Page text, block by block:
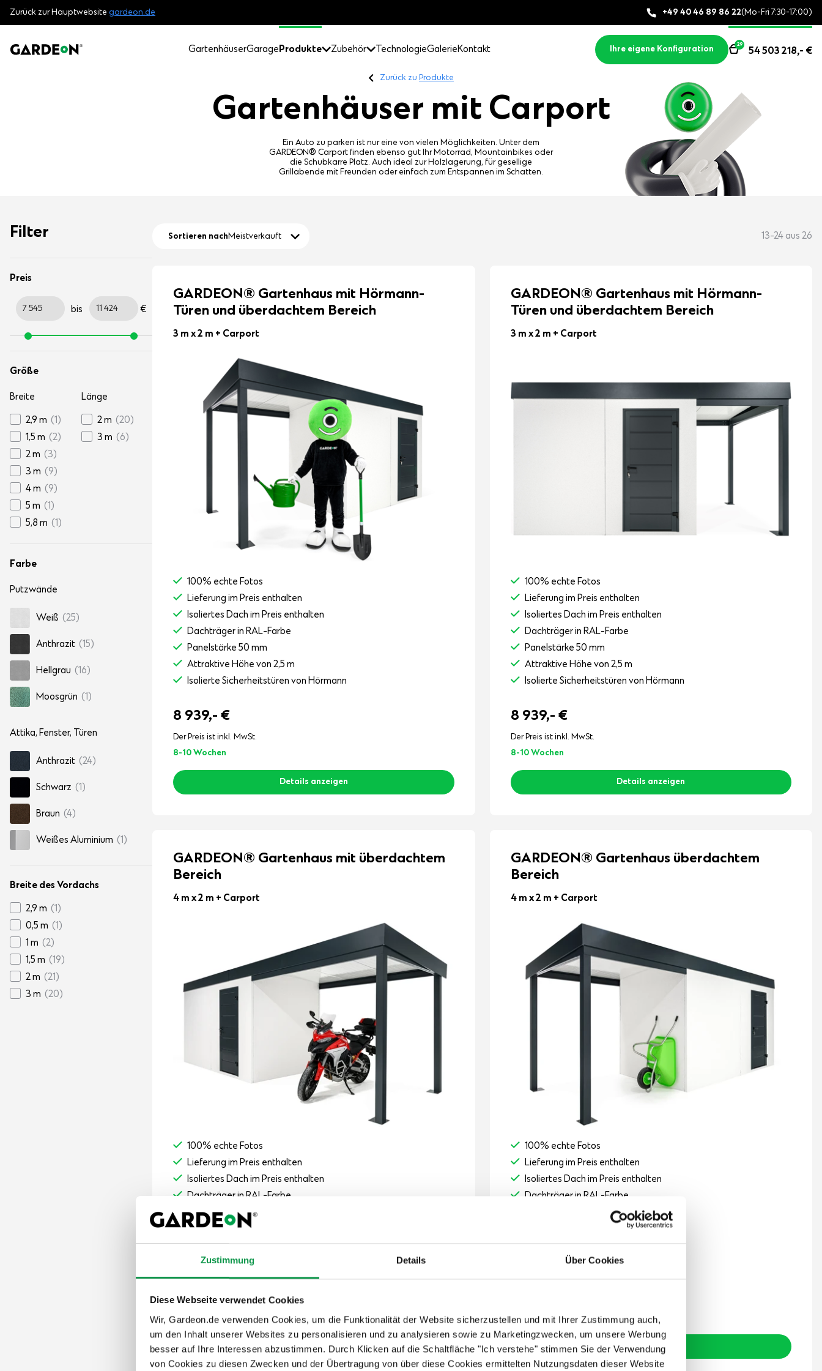
Zustimmung Details Über Cookies
Diese Webseite verwendet Cookies
Wir, Gardeon.de verwenden Cookies, um die Funktionalität der Website sicherzustellen und mit Ihrer Zustimmung auch,
um den Inhalt unserer Websites zu personalisieren und zu analysieren sowie zu Marketingzwecken, um unsere Werbung
besser auf Ihre Interessen abzustimmen. Durch Klicken auf die Schaltfläche "Ich verstehe" stimmen Sie der Verwendung
von Cookies zu diesen Zwecken und der Übertragung von über diese Cookies ermittelten Nutzungsdaten dieser Website
Zurück zur Hauptwebsite gardeon.de +49 40 46 89 86 22(Mo-Fri 7:30-17:00)
GartenhäuserGarage Produkte Zubehör TechnologieGalerieKontakt Ihre eigene Konfiguration 54 503 218,- €
29
Zurück zu Produkte
Gartenhäuser mit Carport
Ein Auto zu parken ist nur eine von vielen Möglichkeiten. Unter dem
GARDEON® Carport finden ebenso gut Ihr Motorrad, Mountainbikes oder
die Schubkarre Platz. Auch ideal zur Holzlagerung, für gesellige
Grillabende mit Freunden oder einfach zum Entspannen im Schatten.
Filter
Preis
bis €
Größe
Breite
2,9 m (1)
1,5 m (2)
2 m (3)
3 m (9)
4 m (9)
5 m (1)
5,8 m (1)
Länge
2 m (20)
3 m (6)
Farbe
Putzwände
Weiß (25)
Anthrazit (15)
Hellgrau (16)
Moosgrün (1)
Attika, Fenster, Türen
Anthrazit (24)
Schwarz (1)
Braun (4)
Weißes Aluminium (1)
Breite des Vordachs
2,9 m (1)
0,5 m (1)
1 m (2)
1,5 m (19)
2 m (21)
3 m (20)
Sortieren nachMeistverkauft 13-24 aus 26
GARDEON® Gartenhaus mit Hörmann-
Türen und überdachtem Bereich
3 m x 2 m + Carport
100% echte Fotos
Lieferung im Preis enthalten
Isoliertes Dach im Preis enthalten
Dachträger in RAL-Farbe
Panelstärke 50 mm
Attraktive Höhe von 2,5 m
Isolierte Sicherheitstüren von Hörmann
8 939,- €
Der Preis ist inkl. MwSt.
8-10 Wochen
Details anzeigen
GARDEON® Gartenhaus mit Hörmann-
Türen und überdachtem Bereich
3 m x 2 m + Carport
100% echte Fotos
Lieferung im Preis enthalten
Isoliertes Dach im Preis enthalten
Dachträger in RAL-Farbe
Panelstärke 50 mm
Attraktive Höhe von 2,5 m
Isolierte Sicherheitstüren von Hörmann
8 939,- €
Der Preis ist inkl. MwSt.
8-10 Wochen
Details anzeigen
GARDEON® Gartenhaus mit überdachtem
Bereich
4 m x 2 m + Carport
100% echte Fotos
Lieferung im Preis enthalten
Isoliertes Dach im Preis enthalten
Dachträger in RAL-Farbe
Optimierter Innenraum
Panelstärke 50 mm
Attraktive Höhe von 2,5 m
8 983,-€
Der Preis ist inkl. MwSt.
8-10 Wochen
Details anzeigen
GARDEON® Gartenhaus überdachtem
Bereich
4 m x 2 m + Carport
100% echte Fotos
Lieferung im Preis enthalten
Isoliertes Dach im Preis enthalten
Dachträger in RAL-Farbe
Optimierter Innenraum
Attraktive Höhe von 2,5 m
9 126,-€
8-10 Wochen
Details anzeigen